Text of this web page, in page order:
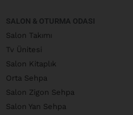
SALON & OTURMA ODASI
Salon Takımı
Tv Ünitesi
Salon Kitaplık
Orta Sehpa
Salon Zigon Sehpa
Salon Yan Sehpa